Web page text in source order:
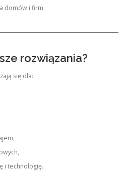
domów i firm.
rozwiązania?
się dla:
i technologię.